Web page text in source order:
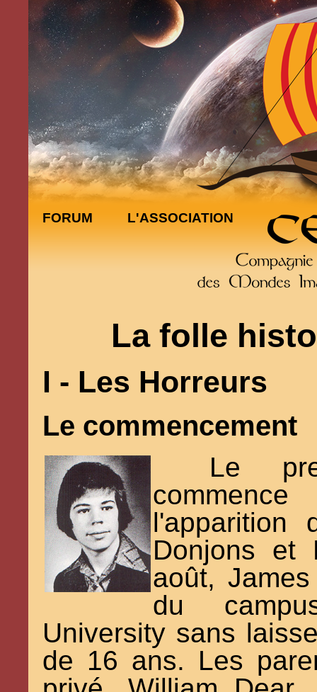
FORUM L'ASSOCIATION
La folle
I - Les Horreurs
Le commencement
Le
Donjons et
août,
du
University sans
de 16 ans. Les